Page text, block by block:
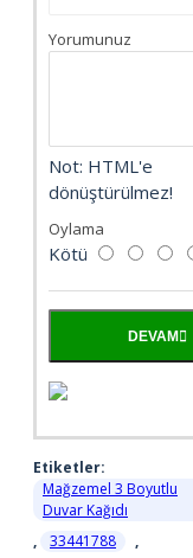
Yorumunuz
Not: HTML'e
dönüştürülmez!
Oylama
Kötü
DEVAM
Etiketler:
Mağzemel 3 Boyutlu
Duvar Kağıdı
,
33441788
,